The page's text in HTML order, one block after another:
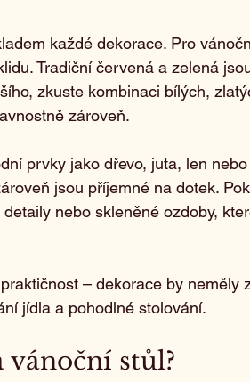
každé dekorace. Pro
Tradiční červená a zelená
zkuste kombinaci bílých,
zároveň.
prvky jako dřevo, juta, len
jsou příjemné na dotek.
nebo skleněné ozdoby,
– dekorace by neměly
jídla a pohodlné stolování.
vánoční stůl?